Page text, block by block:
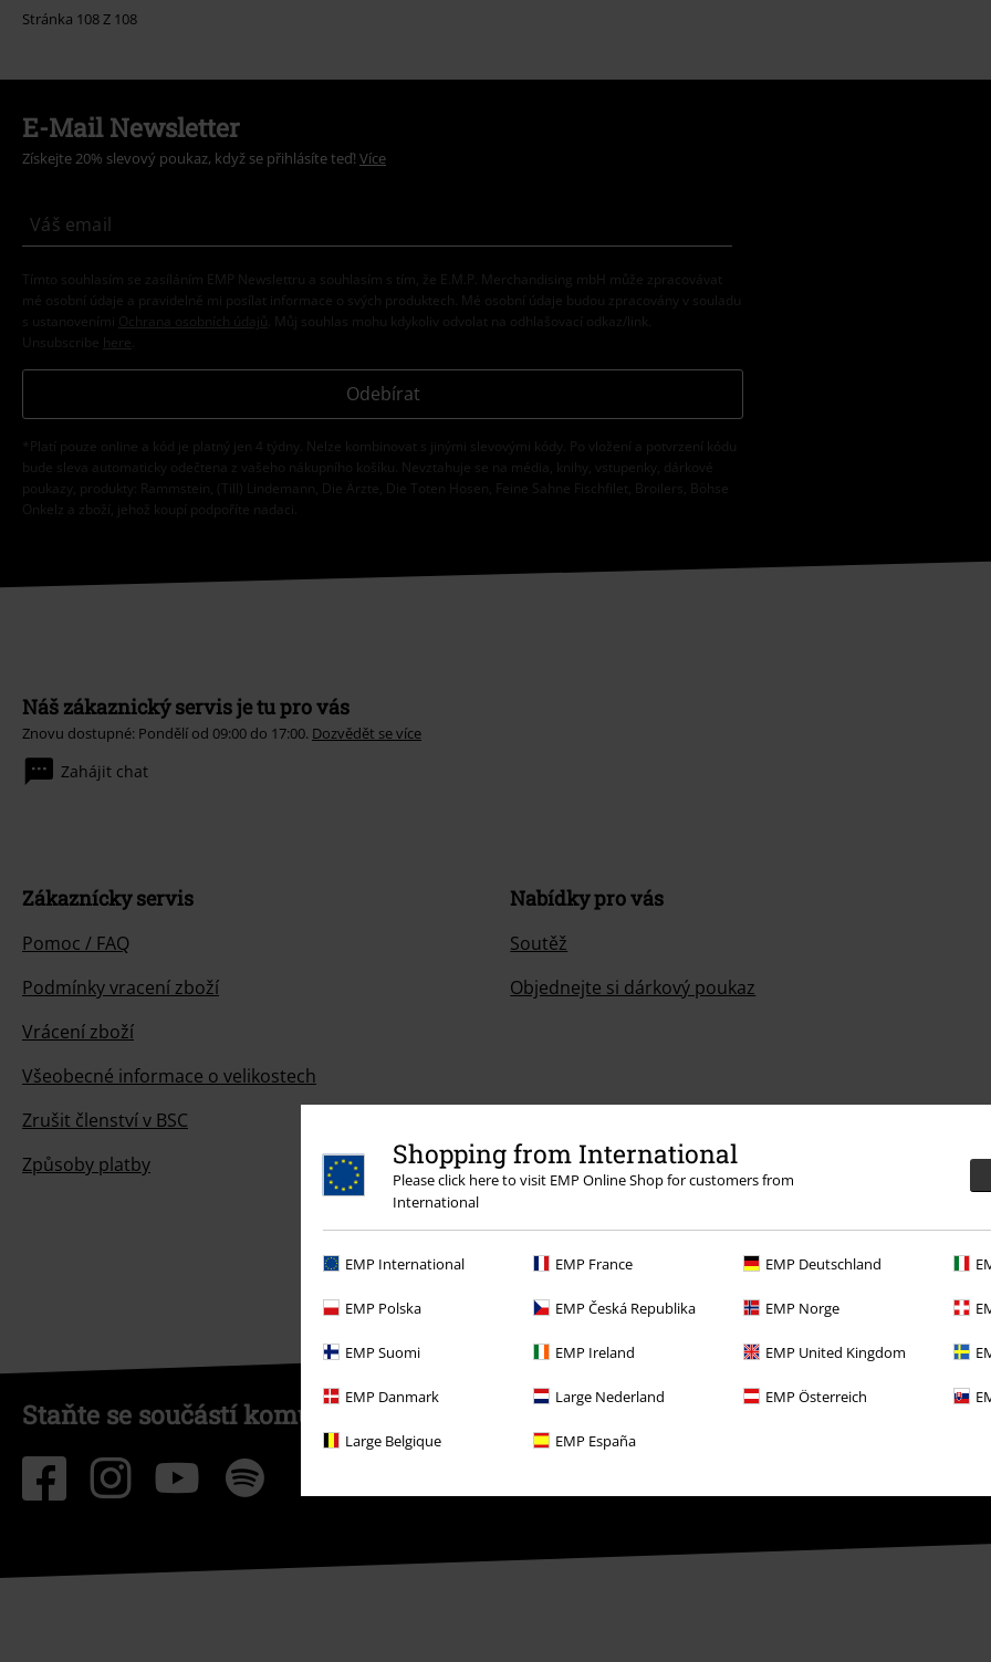
Shopping from International
Please click here to visit EMP Online Shop for customers from
International
EMP International EMP France EMP Deutschland
EMP Polska EMP Česká Republika EMP Norge
EMP Suomi EMP Ireland EMP United Kingdom
EMP Danmark Large Nederland EMP Österreich
Large Belgique EMP España
Stránka 108 Z 108
E-Mail Newsletter
Získejte 20% slevový poukaz, když se přihlásíte teď! Více
Tímto souhlasím se zasíláním EMP Newslettru a souhlasím s tím, že E.M.P. Merchandising mbH může zpracovávat
mé osobní údaje a pravidelně mi posílat informace o svých produktech. Mé osobní údaje budou zpracovány v souladu
s ustanoveními
Ochrana osobních údajů . Můj souhlas mohu kdykoliv odvolat na odhlašovací odkaz/link.
Unsubscribe here
Odebírat
*Platí pouze online a kód je platný jen 4 týdny. Nelze kombinovat s jinými slevovými kódy. Po vložení a potvrzení kódu
bude sleva automaticky odečtena z vašeho nákupního košíku. Nevztahuje se na média, knihy, vstupenky, dárkové
poukazy, produkty: Rammstein, (Till) Lindemann, Die Ärzte, Die Toten Hosen, Feine Sahne Fischfilet, Broilers, Böhse
Onkelz a zboží, jehož koupí podpoříte nadaci.
Náš zákaznický servis je tu pro vás
Znovu dostupné: Pondělí od 09:00 do 17:00. Dozvědět se více
Zahájit chat
Zákaznícky servis
Pomoc / FAQ
Podmínky vracení zboží
Vrácení zboží
Všeobecné informace o velikostech
Zrušit členství v BSC
Způsoby platby
Nabídky pro vás
Soutěž
Objednejte si dárkový poukaz
Staňte se součástí komunity!